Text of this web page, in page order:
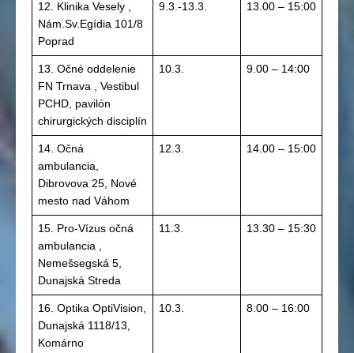
12. Klinika Vesely ,
Nám.Sv.Egídia 101/8
Poprad
9.3.-13.3. 13.00 – 15:00
13. Očné oddelenie
FN Trnava , Vestibul
PCHD, pavilón
chirurgických disciplín
10.3. 9.00 – 14:00
14. Očná
ambulancia,
Dibrovova 25, Nové
mesto nad Váhom
12.3. 14.00 – 15:00
15. Pro-Vízus očná
ambulancia ,
Nemešsegská 5,
Dunajská Streda
11.3. 13.30 – 15:30
16. Optika OptiVision,
Dunajská 1118/13,
Komárno
10.3. 8:00 – 16:00